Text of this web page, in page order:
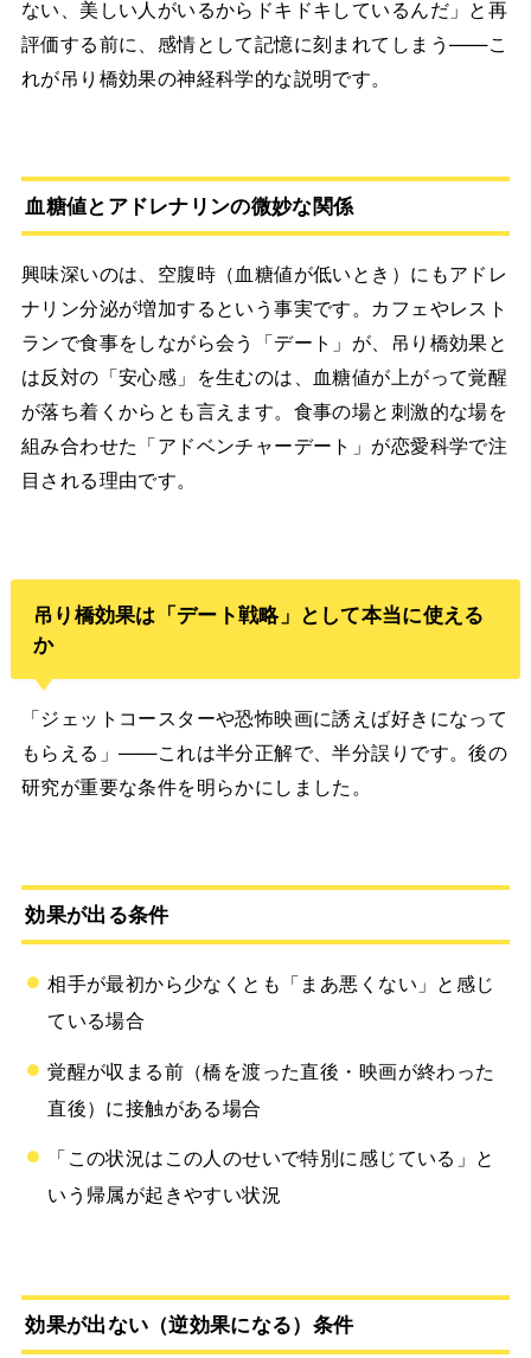
ない、美しい人がいるからドキドキしているんだ」と再
評価する前に、感情として記憶に刻まれてしまう——こ
れが吊り橋効果の神経科学的な説明です。
血糖値とアドレナリンの微妙な関係
興味深いのは、空腹時（血糖値が低いとき）にもアドレ
ナリン分泌が増加するという事実です。カフェやレスト
ランで食事をしながら会う「デート」が、吊り橋効果と
は反対の「安心感」を生むのは、血糖値が上がって覚醒
が落ち着くからとも言えます。食事の場と刺激的な場を
組み合わせた「アドベンチャーデート」が恋愛科学で注
目される理由です。
吊り橋効果は「デート戦略」として本当に使える
か
「ジェットコースターや恐怖映画に誘えば好きになって
もらえる」——これは半分正解で、半分誤りです。後の
研究が重要な条件を明らかにしました。
効果が出る条件
相手が最初から少なくとも「まあ悪くない」と感じ
ている場合
覚醒が収まる前（橋を渡った直後・映画が終わった
直後）に接触がある場合
「この状況はこの人のせいで特別に感じている」と
いう帰属が起きやすい状況
効果が出ない（逆効果になる）条件